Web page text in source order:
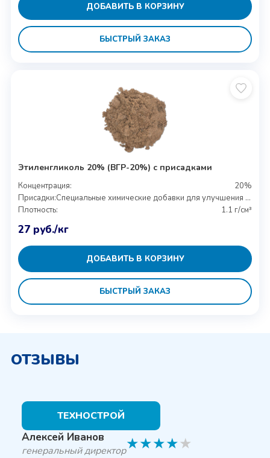
ДОБАВИТЬ В КОРЗИНУ
БЫСТРЫЙ ЗАКАЗ
Этиленгликоль 20% (ВГР-20%) с присадками
Концентрация:
20%
Присадки:
Специальные химические добавки для улучшения свойств
Плотность:
1.1 г/см³
27 руб./кг
ДОБАВИТЬ В КОРЗИНУ
БЫСТРЫЙ ЗАКАЗ
ОТЗЫВЫ
ТЕХНОСТРОЙ
Алексей Иванов
генеральный директор★★★★★